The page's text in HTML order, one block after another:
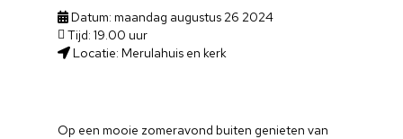
Op een mooie zomeravond buiten genieten van
Datum: maandag augustus 26 2024
Tijd: 19.00 uur
Locatie: Merulahuis en kerk